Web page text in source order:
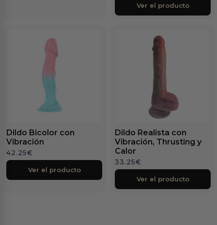
Ver el producto
Dildo Bicolor con
Vibración
42.25€
Ver el producto
Dildo Realista con
Vibración, Thrusting y
Calor
33.25€
Ver el producto